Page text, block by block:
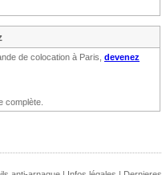
de colocation à Paris, devenez
complète.